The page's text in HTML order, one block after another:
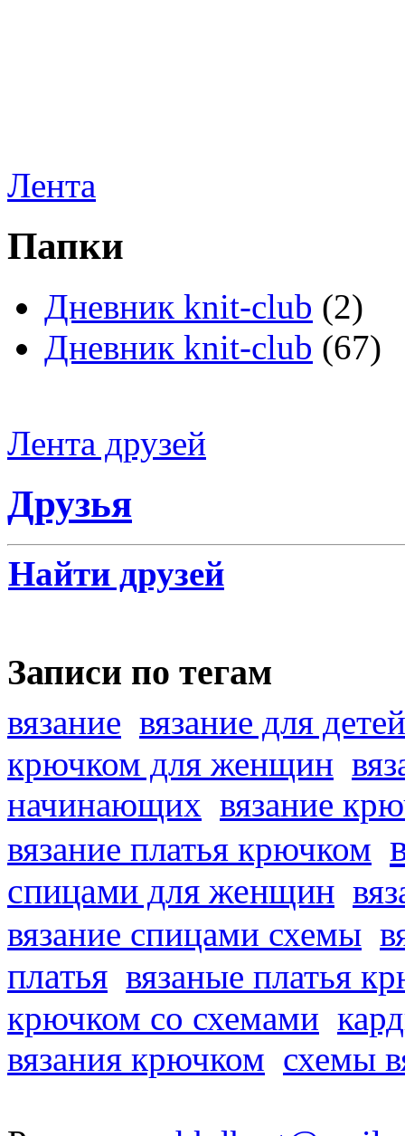
Лента
Папки
Дневник knit-club (2)
Дневник knit-club (67)
Лента друзей
Друзья
Найти друзей
Записи по тегам
вязание вязание для детей
крючком для женщин
начинающих вязание
вязание платья крючком
спицами для женщин
вязание спицами схемы
платья вязаные платья
крючком со схемами
вязания крючком схемы